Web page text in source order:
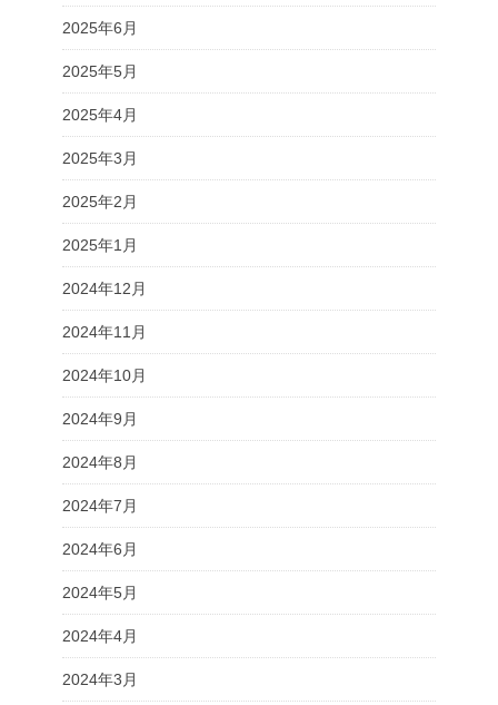
2025年6月
2025年5月
2025年4月
2025年3月
2025年2月
2025年1月
2024年12月
2024年11月
2024年10月
2024年9月
2024年8月
2024年7月
2024年6月
2024年5月
2024年4月
2024年3月